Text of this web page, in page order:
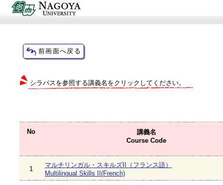
シラバスを参照する講義名をクリックしてください。
No
講義名
Course Code
1
マルチリンガル・スキルズII（フランス語）
Multilingual Skills II(French)